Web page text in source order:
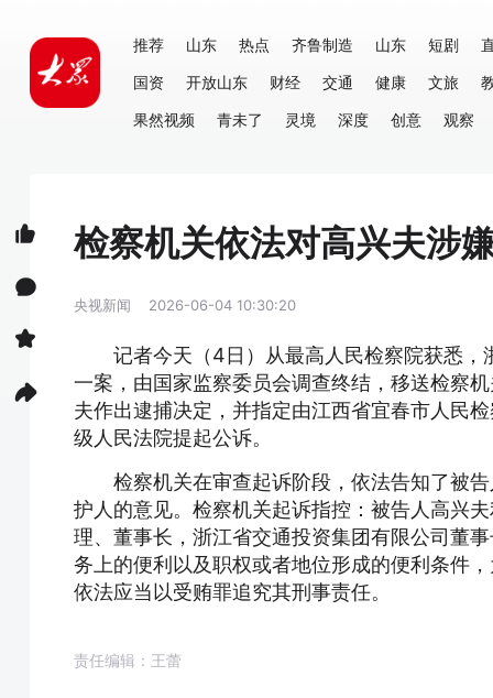
推荐 山东 热点 齐鲁制造 山东 短剧
国资
开放山东 财经 交通 健康 文旅
果然视频
青未了 灵境 深度 创意 观察
检察机关依法对高兴夫涉
央视新闻 2026-06-04 10:30:20
记者今天（4日）从最高人民检察院获悉
一案，由国家监察委员会调查终结，移送检察
夫作出逮捕决定，并指定由江西省宜春市人民
级人民法院提起公诉。
检察机关在审查起诉阶段，依法告知了被
护人的意见。检察机关起诉指控：被告人高兴
理、董事长，浙江省交通投资集团有限公司董
务上的便利以及职权或者地位形成的便利条件
依法应当以受贿罪追究其刑事责任。
责任编辑：王蕾